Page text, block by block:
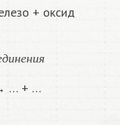
+ оксид
д и н е н ия
е
… + …